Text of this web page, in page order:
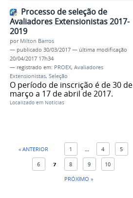
Processo de seleção de
Avaliadores Extensionistas 2017-
2019
por Milton Barros
— publicado 30/03/2017 — última modificação
20/04/2017 17h34
— registrado em: PROEX, Avaliadores
Extensionistas, Seleção
O período de inscrição é de 30 de
março a 17 de abril de 2017.
Localizado em Notícias
« ANTERIOR 1 ... 4 5
6 7 8 9
10
PRÓXIMO »